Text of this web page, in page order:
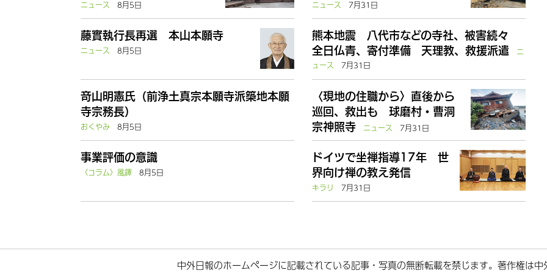
ニュース
8月5日
藤實執行長再選 本山本願寺
ニュース
8月5日
竒山明憲氏（前浄土真宗本願寺派築地本願
寺宗務長）
おくやみ
8月5日
事業評価の意識
〈コラム〉風鐸
8月5日
ニュース
7月31日
熊本地震 八代市などの寺社、被害続々
全日仏青、寄付準備 天理教、救援派遣
ニ
ュース
7月31日
〈現地の住職から〉直後から
巡回、救出も 球磨村・曹洞
宗神照寺
ニュース 7月31日
ドイツで坐禅指導17年 世
界向け禅の教え発信
キラリ
7月31日
中外日報のホームページに記載されている記事・写真の無断転載を禁じます。著作権は中